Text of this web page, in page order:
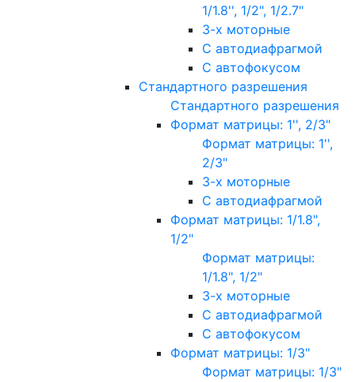
1/1.8'', 1/2", 1/2.7"
3-х моторные
С автодиафрагмой
С автофокусом
Стандартного разрешения
Стандартного разрешения
Формат матрицы: 1'', 2/3"
Формат матрицы: 1'',
2/3"
3-х моторные
С автодиафрагмой
Формат матрицы: 1/1.8",
1/2"
Формат матрицы:
1/1.8", 1/2"
3-х моторные
С автодиафрагмой
С автофокусом
Формат матрицы: 1/3"
Формат матрицы: 1/3"